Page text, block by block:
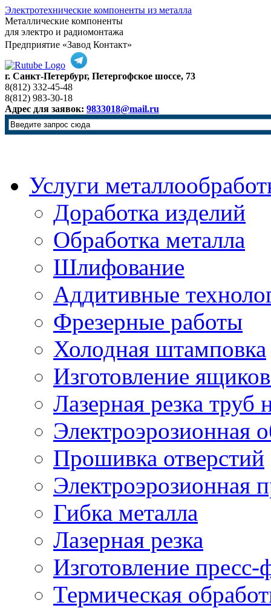
Электротехнические компоненты из металла
Металлические компоненты
для электро и радиомонтажа
Предприятие «Завод Контакт»
г. Санкт-Петербург, Петергофское шоссе, 73
8(812) 332-45-48
8(812) 983-30-18
Адрес для заявок: 9833018@mail.ru
Услуги
Доработка изделий
Обработка металла
Шлифование
Аддитивные
Фрезерные работы
Холодная штамповка
Изготовление
Лазерная резка труб
Электроэрозионная
Прошивка отверстий
Электроэрозионная
Гибка металла
Лазерная резка
Изготовление
Термическая